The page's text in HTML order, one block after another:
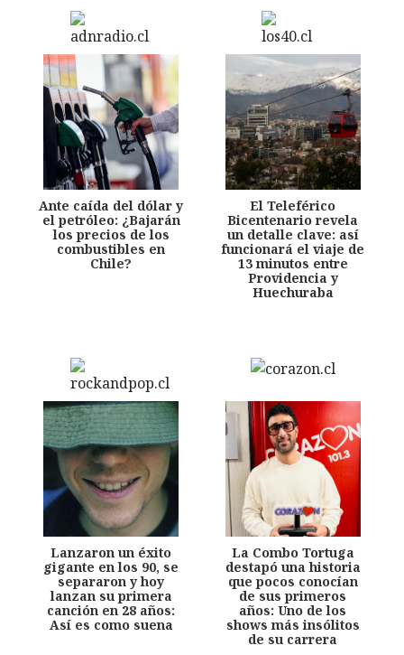
Ante caída del dólar y
el petróleo: ¿Bajarán
los precios de los
combustibles en
Chile?
El Teleférico
Bicentenario revela
un detalle clave: así
funcionará el viaje de
13 minutos entre
Providencia y
Huechuraba
Lanzaron un éxito
gigante en los 90, se
separaron y hoy
lanzan su primera
canción en 28 años:
Así es como suena
La Combo Tortuga
destapó una historia
que pocos conocían
de sus primeros
años: Uno de los
shows más insólitos
de su carrera